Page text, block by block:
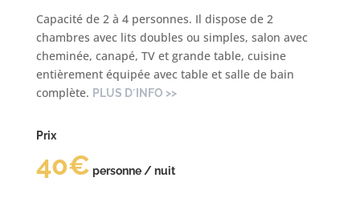
Capacité de 2 à 4 personnes. Il dispose de 2
chambres avec lits doubles ou simples, salon avec
cheminée, canapé, TV et grande table, cuisine
entièrement équipée avec table et salle de bain
complète. PLUS D´INFO >>
Prix
40€ personne / nuit